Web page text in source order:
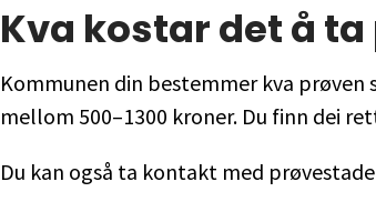
Kva kostar det å ta
Kommunen din bestemmer kva prøven
mellom 500–1300 kroner. Du finn dei
Du kan også ta kontakt med